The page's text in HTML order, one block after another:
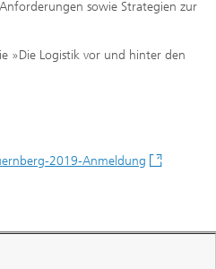
sowie Strategien zur
»Die Logistik vor und hinter den
2019-Anmeldung